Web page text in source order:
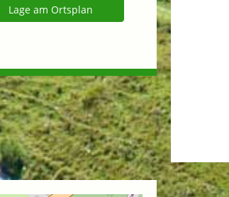
Lage am Ortsplan